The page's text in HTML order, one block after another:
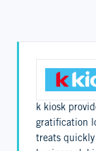
k kiosk
gratification
treats